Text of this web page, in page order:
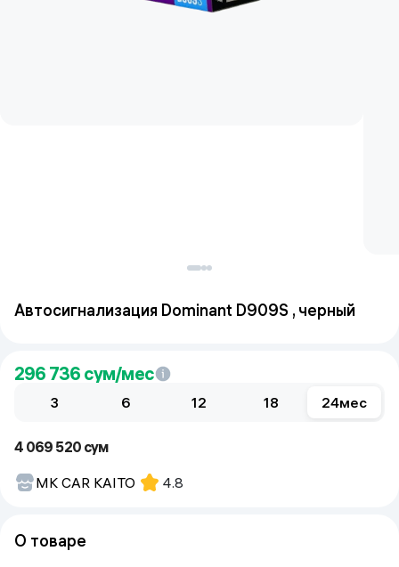
Автосигнализация Dominant D909S , черный
296 736 сум/мес
3 6 12 18 24мес
4 069 520 сум
MK CAR KAITO
4.8
О товаре